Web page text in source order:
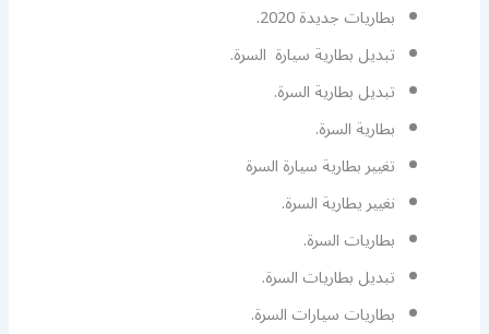
بطاريات جديدة 2020.
تبديل بطارية سيارة السرة.
تبديل بطارية السرة.
بطارية السرة.
تغيير بطارية سيارة السرة
نغيير يطارية السرة.
بطاريات السرة.
تبديل بطاريات السرة.
بطاريات سيارات السرة.